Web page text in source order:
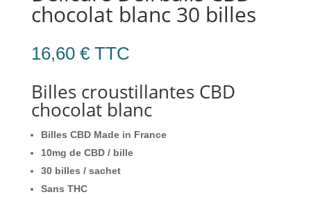
chocolat blanc 30 billes
16,60 € TTC
Billes croustillantes CBD
chocolat blanc
Billes CBD Made in France
10mg de CBD / bille
30 billes / sachet
Sans THC